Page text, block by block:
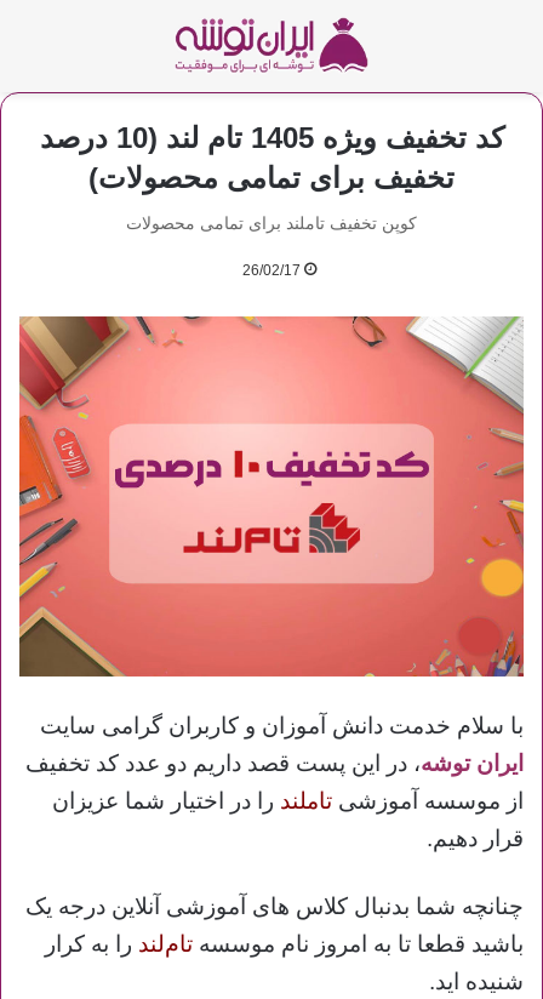
کد تخفیف ویژه 1405 تام لند (10 درصد
تخفیف برای تمامی محصولات)
کوپن تخفیف تاملند برای تمامی محصولات
26/02/17
با سلام خدمت دانش آموزان و کاربران گرامی سایت
ایران توشه، در این پست قصد داریم دو عدد کد تخفیف
از موسسه آموزشی تاملند را در اختیار شما عزیزان
قرار دهیم.
چنانچه شما بدنبال کلاس های آموزشی آنلاین درجه یک
باشید قطعا تا به امروز نام موسسه تام‌لند را به کرار
شنیده اید.